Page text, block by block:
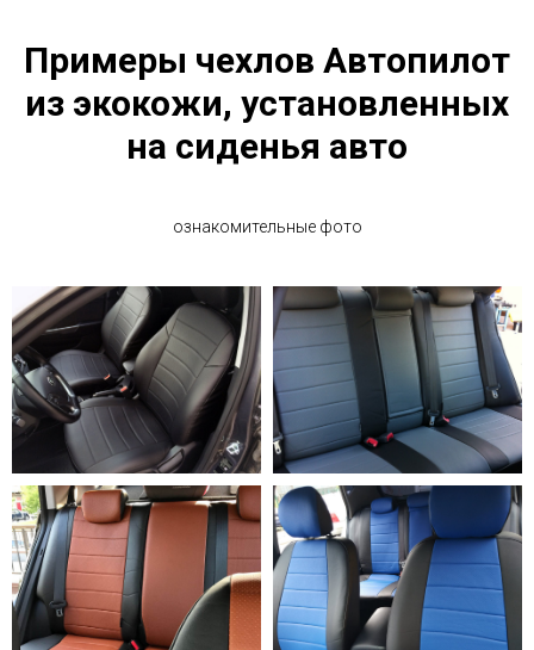
Примеры чехлов Автопилот
из экокожи, установленных
на сиденья авто
ознакомительные фото